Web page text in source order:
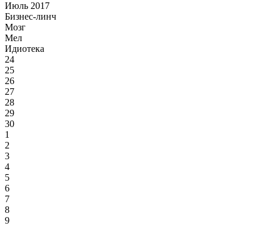
Июль 2017
Бизнес-линч
Мозг
Мел
Идиотека
24
25
26
27
28
29
30
1
2
3
4
5
6
7
8
9